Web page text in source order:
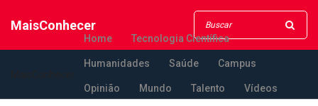
MaisConhecer
Home Tecnologia Científica
Humanidades Saúde Campus
Opinião Mundo Talento Vídeos